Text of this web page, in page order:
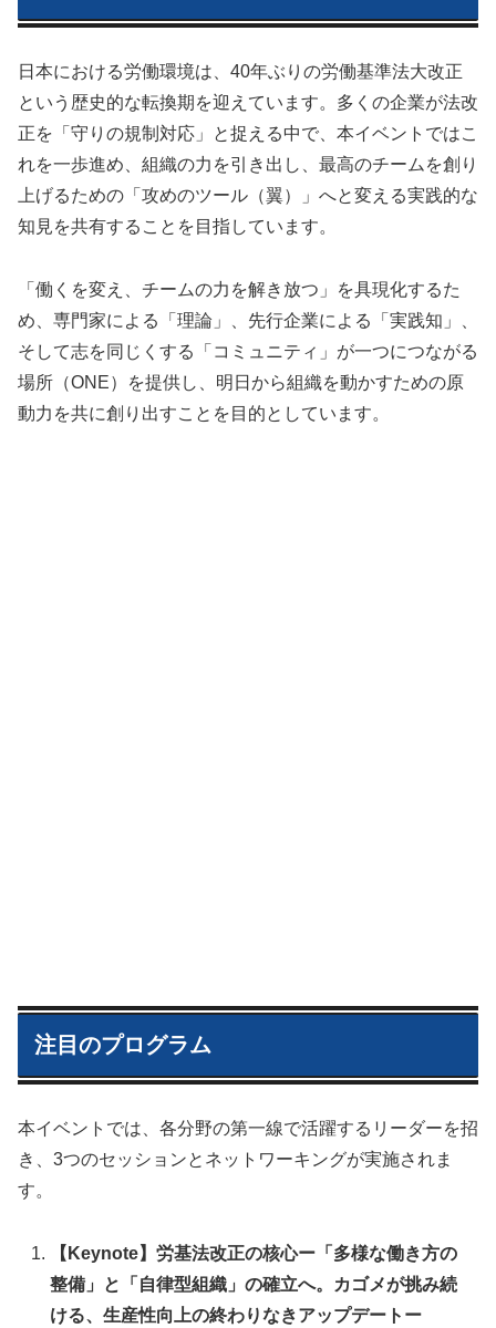
日本における労働環境は、40年ぶりの労働基準法大改正
という歴史的な転換期を迎えています。多くの企業が法改
正を「守りの規制対応」と捉える中で、本イベントではこ
れを一歩進め、組織の力を引き出し、最高のチームを創り
上げるための「攻めのツール（翼）」へと変える実践的な
知見を共有することを目指しています。
「働くを変え、チームの力を解き放つ」を具現化するた
め、専門家による「理論」、先行企業による「実践知」、
そして志を同じくする「コミュニティ」が一つにつながる
場所（ONE）を提供し、明日から組織を動かすための原
動力を共に創り出すことを目的としています。
注目のプログラム
本イベントでは、各分野の第一線で活躍するリーダーを招
き、3つのセッションとネットワーキングが実施されま
す。
【Keynote】労基法改正の核心ー「多様な働き方の
整備」と「自律型組織」の確立へ。カゴメが挑み続
ける、生産性向上の終わりなきアップデートー